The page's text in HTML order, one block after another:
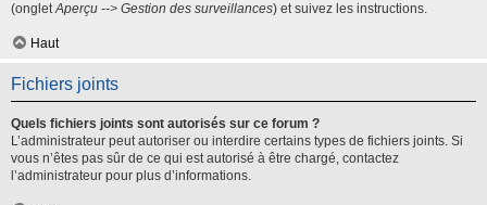
(ongletAperçu --> Gestion des surveillances) et suivez les instructions.
Haut
Fichiers joints
Quels fichiers joints sont autorisés sur ce forum ?
L’administrateur peut autoriser ou interdire certains types de fichiers joints. Si
vous n’êtes pas sûr de ce qui est autorisé à être chargé, contactez
l’administrateur pour plus d’informations.